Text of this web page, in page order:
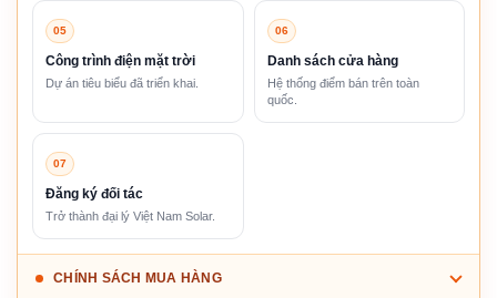
05
Công trình điện mặt trời
Dự án tiêu biểu đã triển khai.
06
Danh sách cửa hàng
Hệ thống điểm bán trên toàn
quốc.
07
Đăng ký đối tác
Trở thành đại lý Việt Nam Solar.
CHÍNH SÁCH MUA HÀNG